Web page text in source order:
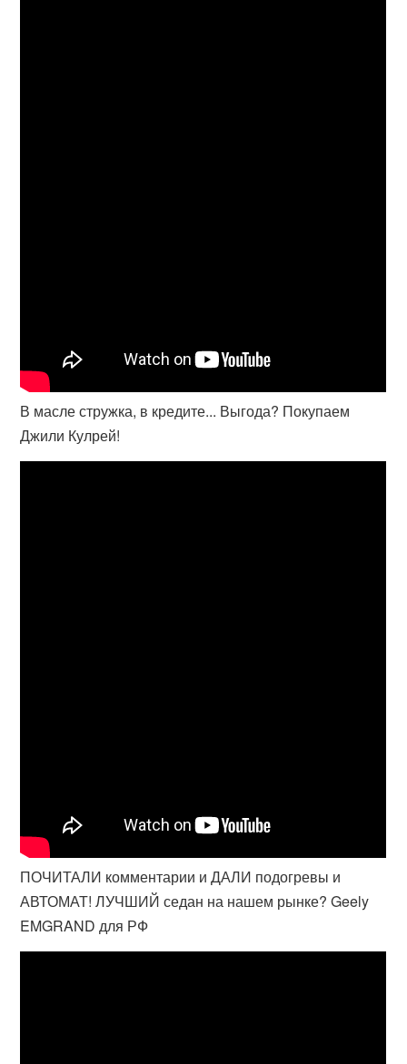
В масле стружка, в кредите... Выгода? Покупаем
Джили Кулрей!
ПОЧИТАЛИ комментарии и ДАЛИ подогревы и
АВТОМАТ! ЛУЧШИЙ седан на нашем рынке? Geely
EMGRAND для РФ